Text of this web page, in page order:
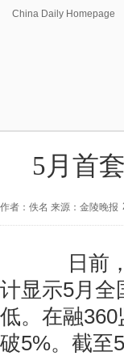
China Daily Homepage
5月首
作者：佚名 来源：金陵晚报
日前，
计显示5月全
低。在融
破5%。截至